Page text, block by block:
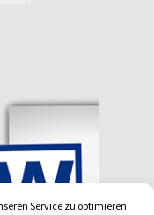
Service zu optimieren.